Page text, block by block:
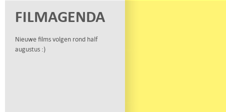
FILMAGENDA
Nieuwe films volgen rond half
augustus :)